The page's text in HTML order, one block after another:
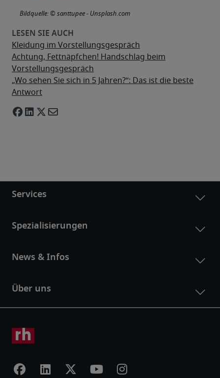
Bildquelle: © santtupee - Unsplash.com
Kleidung im Vorstellungsgespräch
Achtung, Fettnäpfchen! Handschlag beim
Vorstellungsgespräch
„Wo sehen Sie sich in 5 Jahren?“: Das ist die beste
Antwort